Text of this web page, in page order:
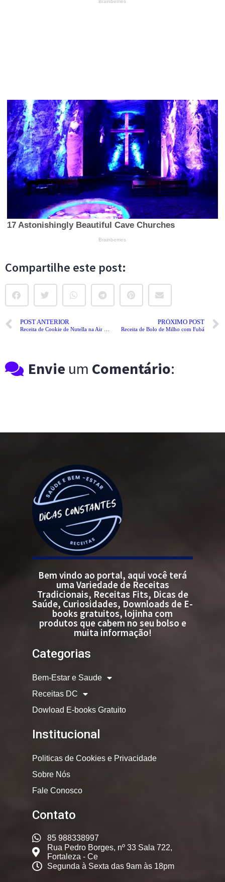
Compartilhe este post:
POST ANTERIOR PRÓXIMO POST
Receita de Bolo de Milho com Fubá
Envie um Comentário:
Bem vindo ao portal, aqui você terá
uma Variedade de Receitas
Tradicionais, Receitas Fits, Dicas de
Saúde, Curiosidades, Downloads de E-
books gratuitos, lojinha com
produtos que cabem no seu bolso e
muita informação!
Categorias
Bem-Estar e Saude
Receitas DC
Dowload E-books Gratuito
Institucional
Politicas de Cookies e Privacidade
Sobre Nós
Fale Conosco
Contato
85 988338997
Rua Pedro Borges, nº 33 Sala 722,
Fortaleza - Ce
Segunda à Sexta das 9am às 18pm